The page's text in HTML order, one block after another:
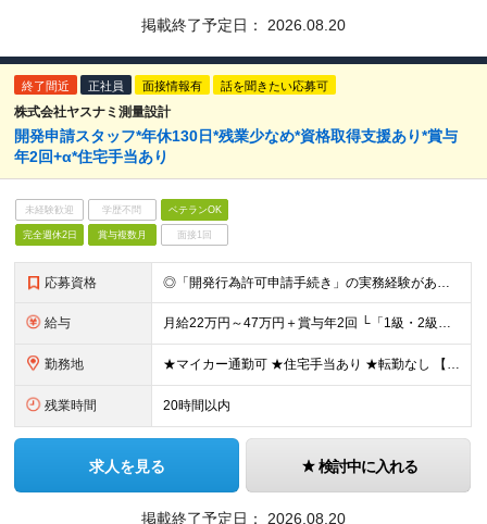
掲載終了予定日： 2026.08.20
終了間近 正社員 面接情報有 話を聞きたい応募可
株式会社ヤスナミ測量設計
開発申請スタッフ*年休130日*残業少なめ*資格取得支援あり*賞与
年2回+α*住宅手当あり
未経験歓迎 学歴不問 ベテランOK
完全週休2日 賞与複数月 面接1回
応募資格 ◎「開発行為許可申請手続き」の実務経験がある方 ◎建設業界での実務経験がある方 ◎普通自動車免許（AT限定可） ◎高卒以上 ＼有資格者は優遇します／ ■1級・2級建築士 ■測量士 ＼運転サポートあ
給与 月給22万円～47万円＋賞与年2回 └「1級・2級建築士」「測量士」などの資格をお持ちの場合は優遇します ※残業代は全額支給します ※諸手当（2万円～／月）を含む ※試用期間3か月（その間の給与・待
勤務地 ★マイカー通勤可 ★住宅手当あり ★転勤なし 【本社】 埼玉県越谷市千間台東二丁目7番地16 ※変更の範囲：上記を除く当社関連勤務地
残業時間 20時間以内
求人を見る 検討中に入れる
掲載終了予定日： 2026.08.20